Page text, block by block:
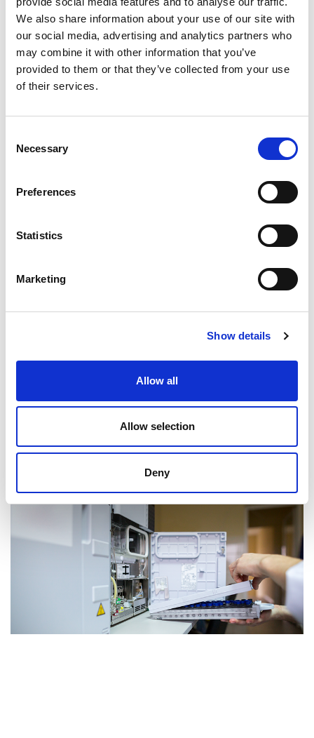
We also share information about your use of our site with
our social media, advertising and analytics partners who
may combine it with other information that you’ve
provided to them or that they’ve collected from your use
of their services.
Selection
Necessary
Preferences
Statistics
Marketing
Show details
Allow all
Allow selection
Deny
代加工的机会：获得顶级精加工技术。
对于那些无法投资的企业，Extrude Hone 在全球范围内提供代加
工服务。
得益于前期的试验和代加工能力、经验丰富的专家支持可确保快速
用我们的知识帮助您的项目。我们努力确保提供最佳解决方案。
案例研究
了解更多有关我们的医疗和 AFM 经验的信息
实验室更接近研制出COVID-19 疫
苗
为世界领先的质谱仪，易趋宏加工关键消耗部件–离子块
了解更多